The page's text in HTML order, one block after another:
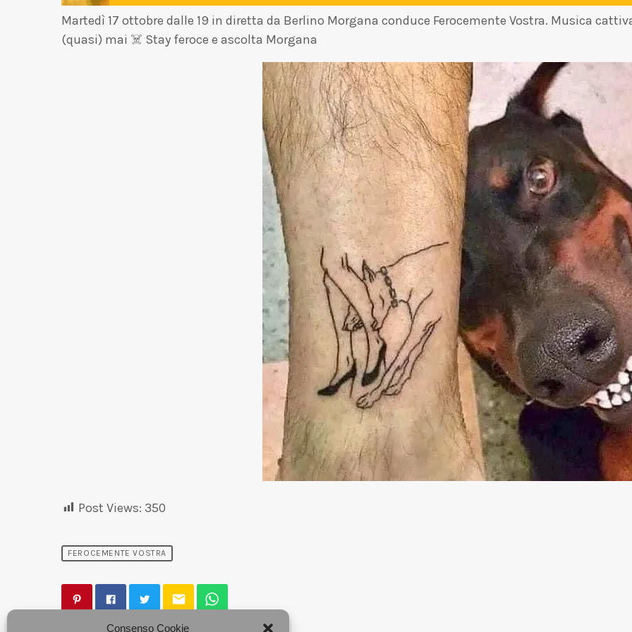
Consenso Cookie
Martedì 17 ottobre dalle 19 in diretta da Berlino Morgana conduce Ferocemente Vostra. Musica
(quasi) mai ☠️ Stay feroce e ascolta Morgana
Post Views: 350
FEROCEMENTE VOSTRA
email